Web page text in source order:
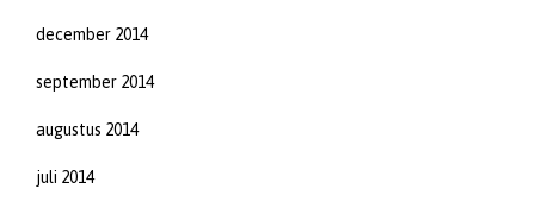
december 2014
september 2014
augustus 2014
juli 2014